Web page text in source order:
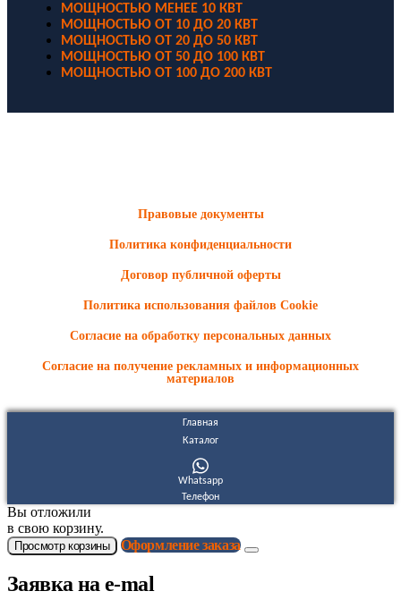
МОЩНОСТЬЮ МЕНЕЕ 10 КВТ
МОЩНОСТЬЮ ОТ 10 ДО 20 КВТ
МОЩНОСТЬЮ ОТ 20 ДО 50 КВТ
МОЩНОСТЬЮ ОТ 50 ДО 100 КВТ
МОЩНОСТЬЮ ОТ 100 ДО 200 КВТ
Правовые документы
Политика конфиденциальности
Договор публичной оферты
Политика использования файлов Cookie
Согласие на обработку персональных данных
Согласие на получение рекламных и информационных
материалов
Главная
Каталог
Whatsapp
Телефон
Вы отложили
в свою корзину.
Просмотр корзины Оформление заказа
Заявка на e-mal